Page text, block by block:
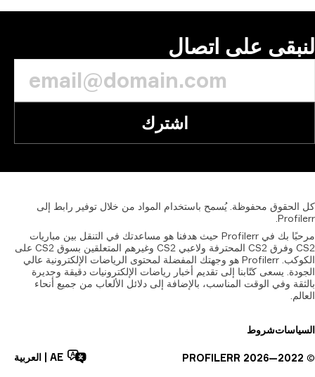
على اتصال
اشترك
الحقوق محفوظة. يُسمح باستخدام المواد من خلال توفير رابط إلى
مرحبًا بك في Profilerr حيث هدفنا هو مساعدتك في التنقل بين مباريات
CS2 وفرق CS2 المحترفة ولاعبي CS2 وغيرهم المتعلقين بسوق CS2 على
الكوكب. Profilerr هو وجهتك المفضلة لمحتوى الرياضات الإلكترونية عالي
يسعى كتّابنا إلى تقديم أخبار رياضات الإلكترونيات دقيقة وجديرة
وفي الوقت المناسب، بالإضافة إلى دلائل الألعاب من جميع أنحاء
شروط
2026
PROFILERR
AE
|العربية